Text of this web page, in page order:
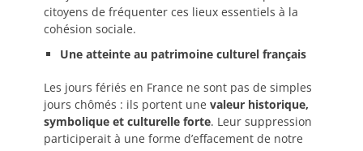
citoyens de fréquenter ces lieux essentiels à la
cohésion sociale.
Une atteinte au patrimoine culturel français
Les jours fériés en France ne sont pas de simples
jours chômés : ils portent une valeur historique,
symbolique et culturelle forte. Leur suppression
participerait à une forme d’effacement de notre